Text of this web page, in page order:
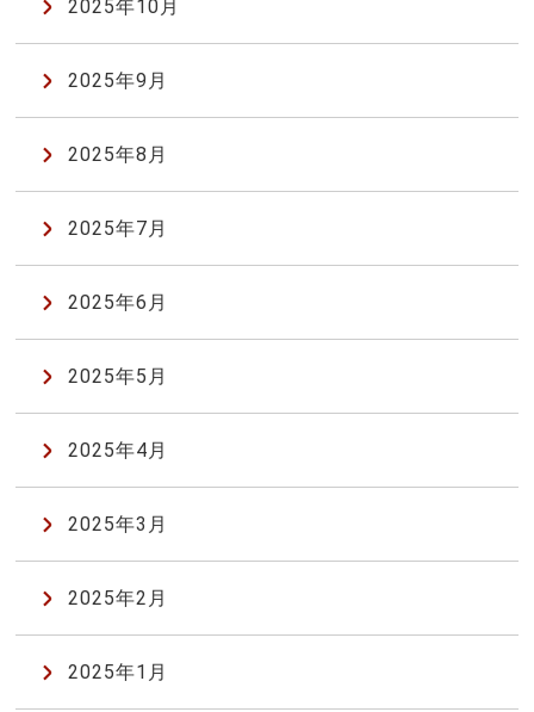
2025年10月
2025年9月
2025年8月
2025年7月
2025年6月
2025年5月
2025年4月
2025年3月
2025年2月
2025年1月